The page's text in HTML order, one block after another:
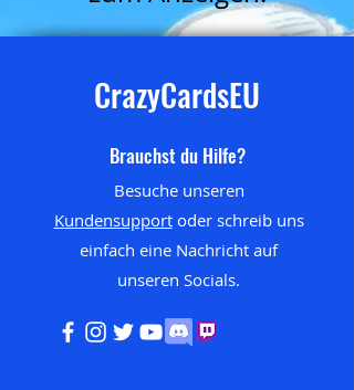
CrazyCardsEU
Brauchst du Hilfe?
Besuche unseren
Kundensupportoder schreib uns
einfach eine Nachricht auf
unseren Socials.